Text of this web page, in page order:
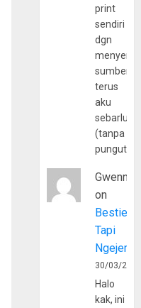
print
sendiri
dgn
sumber
terus
aku
(tanpa
Gwenny
on
Bestie
Tapi
30/03/
Halo
kak, ini